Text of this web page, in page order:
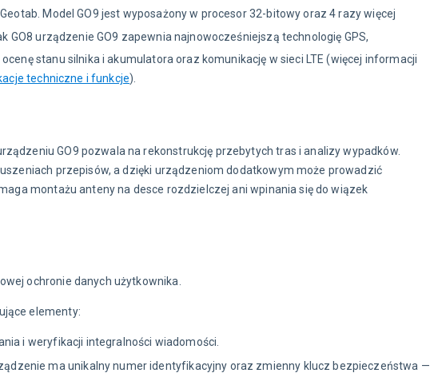
Model GO9 jest wyposażony w procesor 32-bitowy oraz 4 razy więcej
GO8 urządzenie GO9 zapewnia najnowocześniejszą technologię GPS,
ocenę stanu silnika i akumulatora oraz komunikację w sieci LTE (więcej informacji
techniczne i funkcje).
GO9 pozwala na rekonstrukcję przebytych tras i analizy wypadków.
przepisów, a dzięki urządzeniom dodatkowym może prowadzić
montażu anteny na desce rozdzielczej ani wpinania się do wiązek
ochronie danych użytkownika.
elementy:
i weryfikacji integralności wiadomości.
ma unikalny numer identyfikacyjny oraz zmienny klucz bezpieczeństwa —